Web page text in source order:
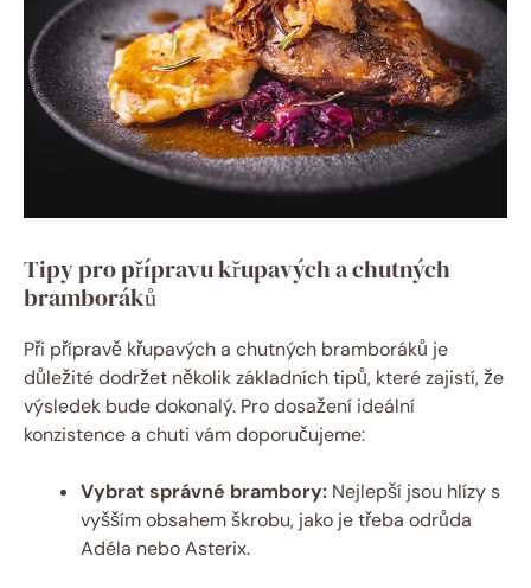
Tipy pro přípravu křupavých a chutných
bramboráků
Při přípravě křupavých a chutných bramboráků je
důležité dodržet několik základních tipů, které zajistí, že
výsledek bude dokonalý. Pro dosažení ideální
konzistence a chuti vám doporučujeme:
Vybrat správné brambory: Nejlepší jsou hlízy s
vyšším obsahem škrobu, jako je třeba odrůda
Adéla nebo Asterix.